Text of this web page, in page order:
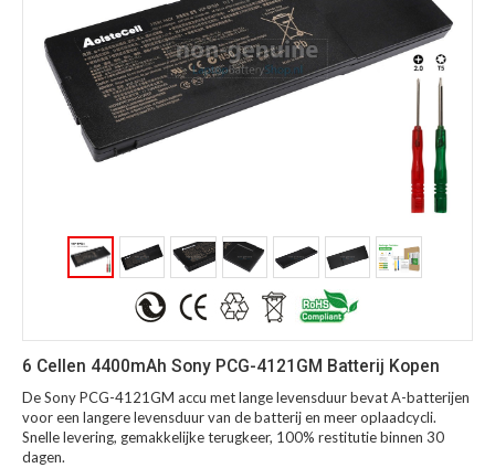
6 Cellen 4400mAh Sony PCG-4121GM Batterij Kopen
De Sony PCG-4121GM accu met lange levensduur bevat A-batterijen
voor een langere levensduur van de batterij en meer oplaadcycli.
Snelle levering, gemakkelijke terugkeer, 100% restitutie binnen 30
dagen.